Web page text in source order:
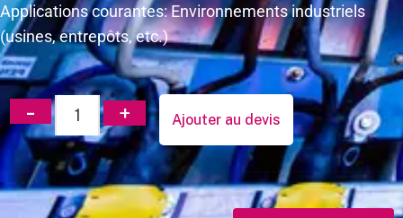
Applications courantes: Environnements industriels
(usines, entrepôts, etc.)
Ajouter au devis